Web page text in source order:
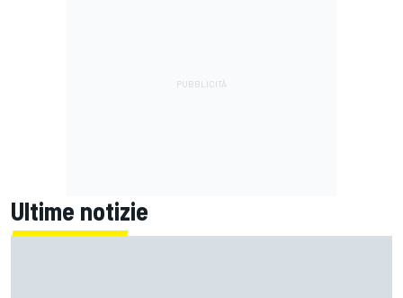
Ultime notizie